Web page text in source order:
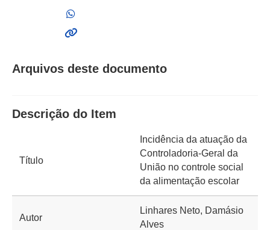
Arquivos deste documento
Descrição do Item
Título
Incidência da atuação da
Controladoria-Geral da
União no controle social
da alimentação escolar
Autor
Linhares Neto, Damásio
Alves